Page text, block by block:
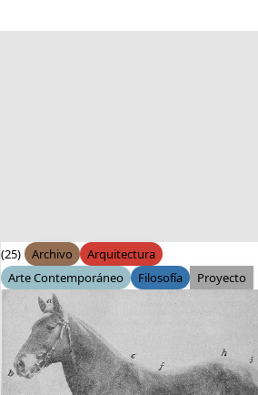
(25) Archivo
Arquitectura
Arte Contemporáneo
Filosofía Proyecto